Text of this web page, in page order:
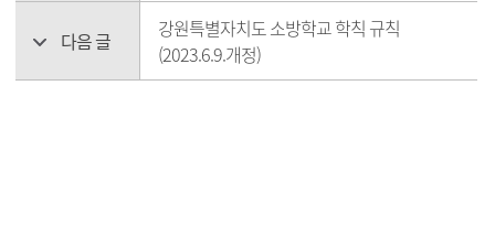
다음 글
강원특별자치도 소방학교 학칙 규칙
(2023.6.9.개정)